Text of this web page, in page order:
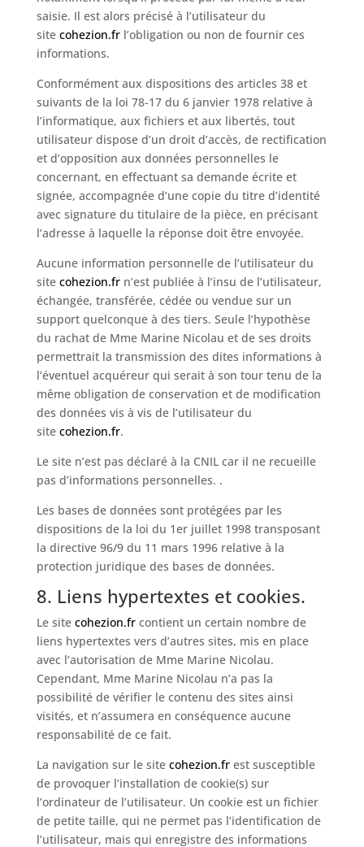
saisie. Il est alors précisé à l’utilisateur du
site cohezion.fr l’obligation ou non de fournir ces
informations.
Conformément aux dispositions des articles 38 et
suivants de la loi 78-17 du 6 janvier 1978 relative à
l’informatique, aux fichiers et aux libertés, tout
utilisateur dispose d’un droit d’accès, de rectification
et d’opposition aux données personnelles le
concernant, en effectuant sa demande écrite et
signée, accompagnée d’une copie du titre d’identité
avec signature du titulaire de la pièce, en précisant
l’adresse à laquelle la réponse doit être envoyée.
Aucune information personnelle de l’utilisateur du
site cohezion.fr n’est publiée à l’insu de l’utilisateur,
échangée, transférée, cédée ou vendue sur un
support quelconque à des tiers. Seule l’hypothèse
du rachat de Mme Marine Nicolau et de ses droits
permettrait la transmission des dites informations à
l’éventuel acquéreur qui serait à son tour tenu de la
même obligation de conservation et de modification
des données vis à vis de l’utilisateur du
site cohezion.fr.
Le site n’est pas déclaré à la CNIL car il ne recueille
pas d’informations personnelles. .
Les bases de données sont protégées par les
dispositions de la loi du 1er juillet 1998 transposant
la directive 96/9 du 11 mars 1996 relative à la
protection juridique des bases de données.
8. Liens hypertextes et cookies.
Le site cohezion.fr contient un certain nombre de
liens hypertextes vers d’autres sites, mis en place
avec l’autorisation de Mme Marine Nicolau.
Cependant, Mme Marine Nicolau n’a pas la
possibilité de vérifier le contenu des sites ainsi
visités, et n’assumera en conséquence aucune
responsabilité de ce fait.
La navigation sur le site cohezion.fr est susceptible
de provoquer l’installation de cookie(s) sur
l’ordinateur de l’utilisateur. Un cookie est un fichier
de petite taille, qui ne permet pas l’identification de
l’utilisateur, mais qui enregistre des informations